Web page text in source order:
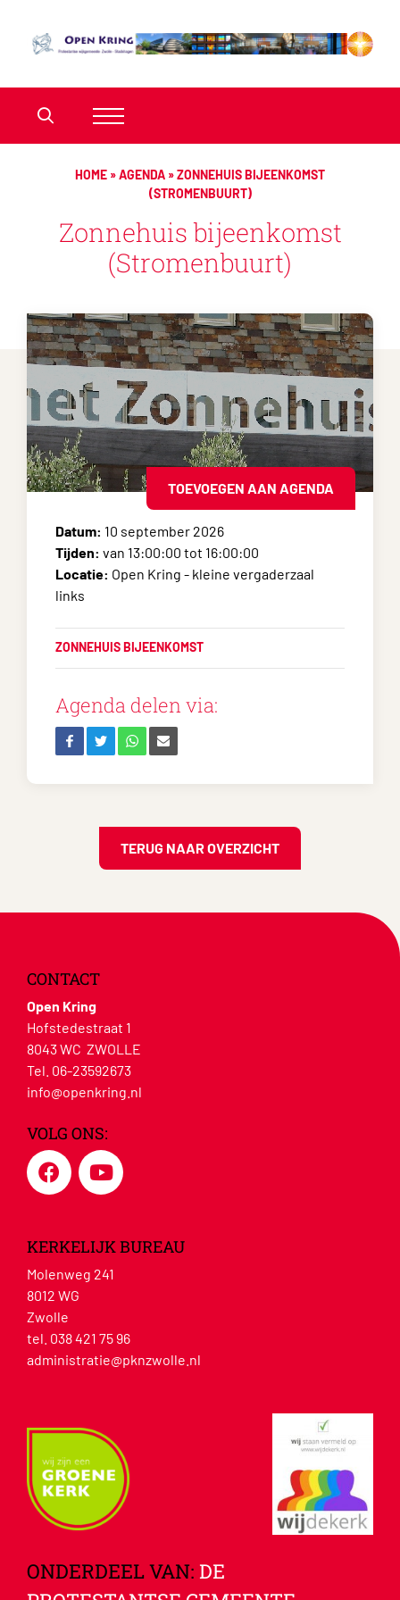
HOME »AGENDA »ZONNEHUIS BIJEENKOMST
(STROMENBUURT)
Zonnehuis bijeenkomst
(Stromenbuurt)
TOEVOEGEN AAN AGENDA
Datum: 10 september 2026
Tijden: van 13:00:00 tot 16:00:00
Locatie: Open Kring - kleine vergaderzaal
links
ZONNEHUIS BIJEENKOMST
Agenda delen via:
TERUG NAAR OVERZICHT
CONTACT
Open Kring
Hofstedestraat 1
8043 WC ZWOLLE
Tel. 06-23592673
info@openkring.nl
VOLG ONS:
KERKELIJK BUREAU
Molenweg 241
8012 WG
Zwolle
tel. 038 421 75 96
administratie@pknzwolle.nl
ONDERDEEL VAN: DE